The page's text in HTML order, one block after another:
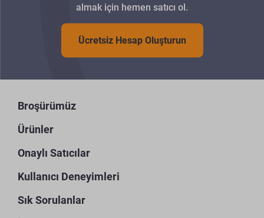
almak için hemen satıcı ol.
Ücretsiz Hesap Oluşturun
Broşürümüz
Ürünler
Onaylı Satıcılar
Kullanıcı Deneyimleri
Sık Sorulanlar